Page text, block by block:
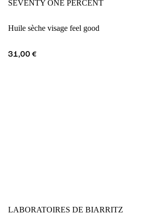
SEVENTY ONE PERCENT
Huile sèche visage feel good
31,00 €
LABORATOIRES DE BIARRITZ